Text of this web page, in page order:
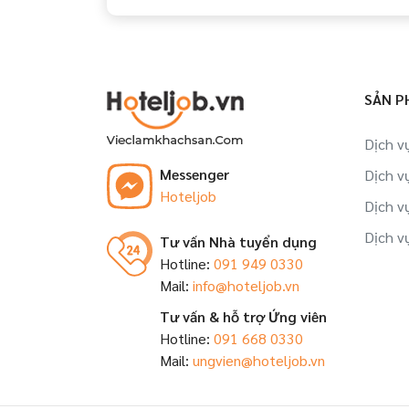
Việc làm Đào tạo viên tại Lâm Đồng
Việc làm Trợ lý, thư ký tại Lâm Đồng
Việc làm Nhân viên tại Lâm Đồng
Messenger
Hoteljob
Tư vấn Nhà tuyển dụng
Hotline: 091 949 0330
Mail: info@hoteljob.vn
Tư vấn & hỗ trợ Ứng viên
Hotline: 091 668 0330
Mail: ungvien@hoteljob.vn
SẢN
Dịch
Dịch
Dịch
Dịch